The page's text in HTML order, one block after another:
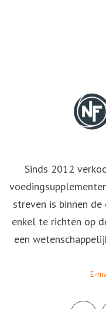
Sinds 2012
streven is binnen
enkel te richten op
een
E-